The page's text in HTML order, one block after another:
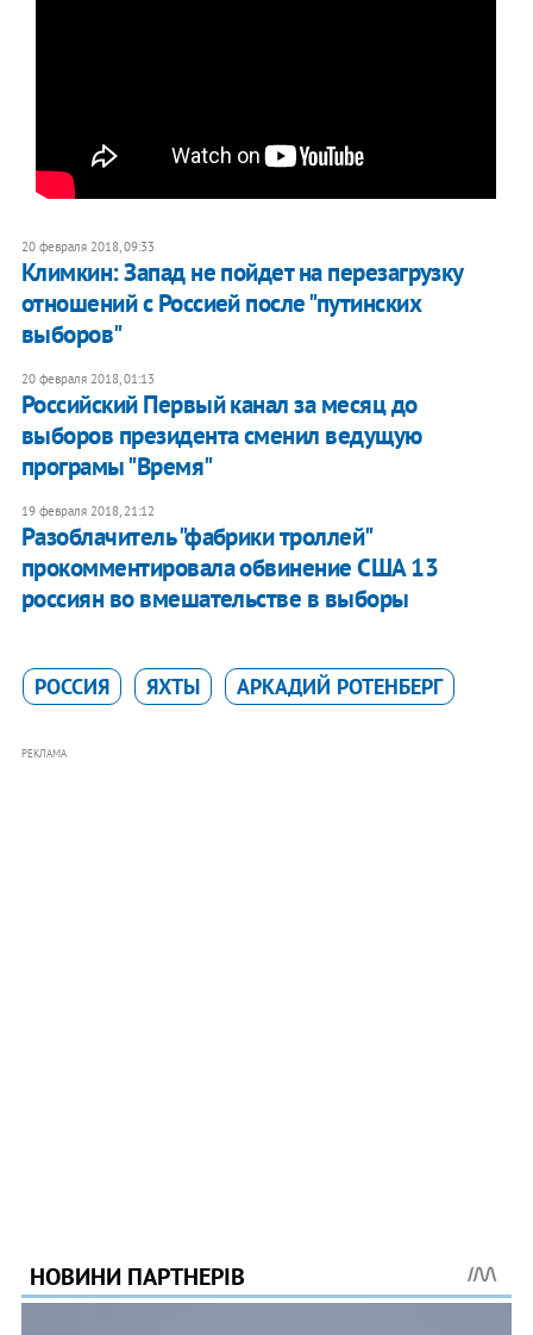
20 февраля 2018, 09:33
​Климкин: Запад не пойдет на перезагрузку
отношений с Россией после "путинских
выборов"
20 февраля 2018, 01:13
Российский Первый канал за месяц до
выборов президента сменил ведущую
програмы "Время"
19 февраля 2018, 21:12
Разоблачитель "фабрики троллей"
прокомментировала обвинение США 13
россиян во вмешательстве в выборы
РОССИЯ ЯХТЫ АРКАДИЙ РОТЕНБЕРГ
РЕКЛАМА